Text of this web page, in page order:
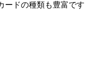
ードの種類も豊富です